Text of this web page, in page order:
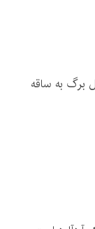
برگ به ساقه